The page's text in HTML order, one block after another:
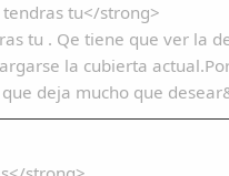
tu</strong>
tu . Qe tiene que ver la
la cubierta
deja mucho que